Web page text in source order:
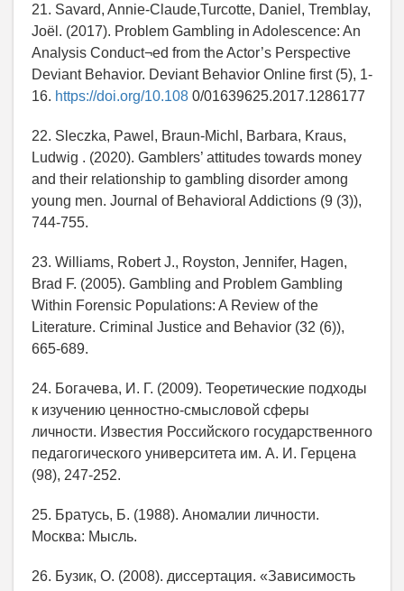
21. Savard, Annie-Claude,Turcotte, Daniel, Tremblay,
Joël. (2017). Problem Gambling in Adolescence: An
Analysis Conduct¬ed from the Actor’s Perspective
Deviant Behavior. Deviant Behavior Online first (5), 1-
16. https://doi.org/10.108 0/01639625.2017.1286177
22. Sleczka, Pawel, Braun-Michl, Barbara, Kraus,
Ludwig . (2020). Gamblers’ attitudes towards money
and their relationship to gambling disorder among
young men. Journal of Behavioral Addictions (9 (3)),
744-755.
23. Williams, Robert J., Royston, Jennifer, Hagen,
Brad F. (2005). Gambling and Problem Gambling
Within Forensic Populations: A Review of the
Literature. Criminal Justice and Behavior (32 (6)),
665-689.
24. Богачева, И. Г. (2009). Теоретические подходы
к изучению ценностно-смысловой сферы
личности. Известия Российского государственного
педагогического университета им. А. И. Герцена
(98), 247-252.
25. Братусь, Б. (1988). Аномалии личности.
Москва: Мысль.
26. Бузик, О. (2008). диссертация. «Зависимость